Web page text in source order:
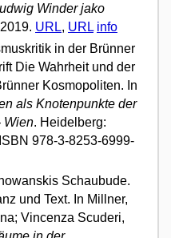
Winder jako
URL, URL info
in der Brünner
Die Wahrheit und der
Kosmopoliten. In
als Knotenpunkte der
Wien. Heidelberg:
978-3-8253-6999-
Schaubude.
und Text. In Millner,
Vincenza Scuderi,